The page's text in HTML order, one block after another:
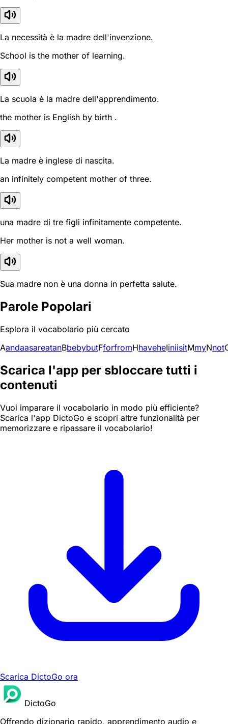
La necessità è la madre dell'invenzione.
School is the mother of learning.
La scuola è la madre dell'apprendimento.
the mother is English by birth .
La madre è inglese di nascita.
an infinitely competent mother of three.
una madre di tre figli infinitamente competente.
Her mother is not a well woman.
Sua madre non è una donna in perfetta salute.
Parole Popolari
Esplora il vocabolario più cercato
AandaasareatanBbebybutFforfromHhaveheIiniisitMmyNnot
Scarica l'app per sbloccare tutti i
contenuti
Vuoi imparare il vocabolario in modo più efficiente?
Scarica l'app DictoGo e scopri altre funzionalità per
memorizzare e ripassare il vocabolario!
Scarica DictoGo ora
DictoGo
Offrendo dizionario rapido, apprendimento audio e